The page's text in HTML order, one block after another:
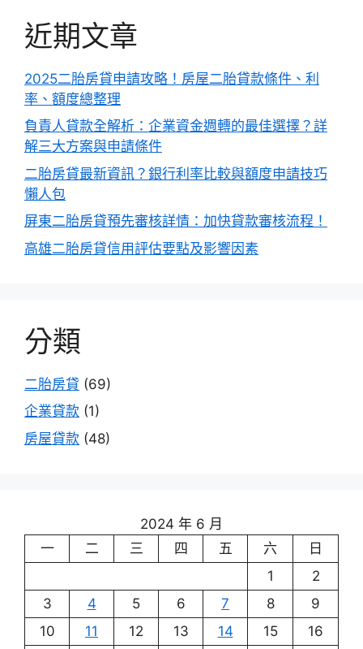
近期文章
2025二胎房貸申請攻略！房屋二胎貸款條件、利
率、額度總整理
負責人貸款全解析：企業資金週轉的最佳選擇？詳
解三大方案與申請條件
二胎房貸最新資訊？銀行利率比較與額度申請技巧
懶人包
屏東二胎房貸預先審核詳情：加快貸款審核流程！
高雄二胎房貸信用評估要點及影響因素
分類
二胎房貸 (69)
企業貸款 (1)
房屋貸款 (48)
2024 年 6 月
一
二 三 四 五 六
日
1
2
3
4 5 6 7 8
9
10
11 12 13 14 15
16